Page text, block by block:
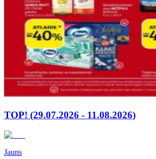
TOP! (29.07.2026 - 11.08.2026)
Jauns